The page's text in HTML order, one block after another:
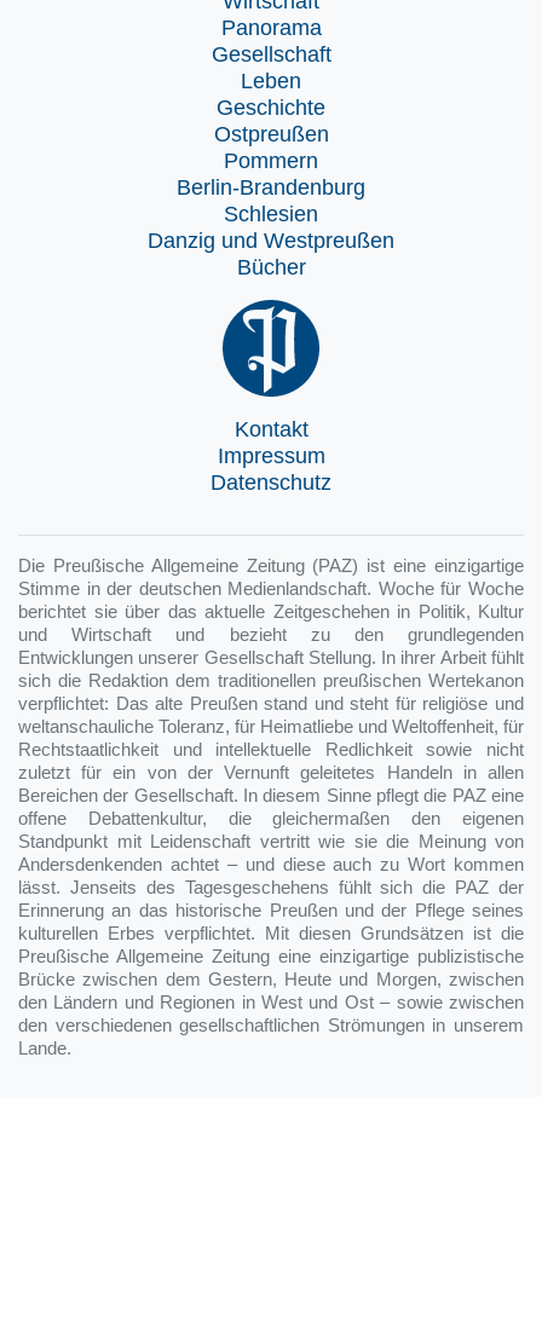
Panorama
Gesellschaft
Leben
Geschichte
Ostpreußen
Pommern
Berlin-Brandenburg
Schlesien
Danzig und Westpreußen
Bücher
Kontakt
Impressum
Datenschutz
Die Preußische Allgemeine Zeitung (PAZ) ist eine einzigartige
Stimme in der deutschen Medienlandschaft. Woche für Woche
berichtet sie über das aktuelle Zeitgeschehen in Politik, Kultur
und Wirtschaft und bezieht zu den grundlegenden
Entwicklungen unserer Gesellschaft Stellung. In ihrer Arbeit fühlt
sich die Redaktion dem traditionellen preußischen Wertekanon
verpflichtet: Das alte Preußen stand und steht für religiöse und
weltanschauliche Toleranz, für Heimatliebe und Weltoffenheit, für
Rechtstaatlichkeit und intellektuelle Redlichkeit sowie nicht
zuletzt für ein von der Vernunft geleitetes Handeln in allen
Bereichen der Gesellschaft. In diesem Sinne pflegt die PAZ eine
offene Debattenkultur, die gleichermaßen den eigenen
Standpunkt mit Leidenschaft vertritt wie sie die Meinung von
Andersdenkenden achtet – und diese auch zu Wort kommen
lässt. Jenseits des Tagesgeschehens fühlt sich die PAZ der
Erinnerung an das historische Preußen und der Pflege seines
kulturellen Erbes verpflichtet. Mit diesen Grundsätzen ist die
Preußische Allgemeine Zeitung eine einzigartige publizistische
Brücke zwischen dem Gestern, Heute und Morgen, zwischen
den Ländern und Regionen in West und Ost – sowie zwischen
den verschiedenen gesellschaftlichen Strömungen in unserem
Lande.